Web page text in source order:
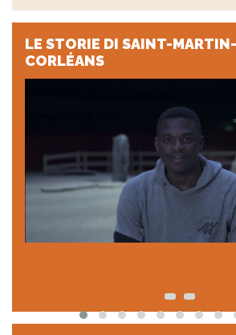
LE STORIE DI SAINT-
CORLÉANS